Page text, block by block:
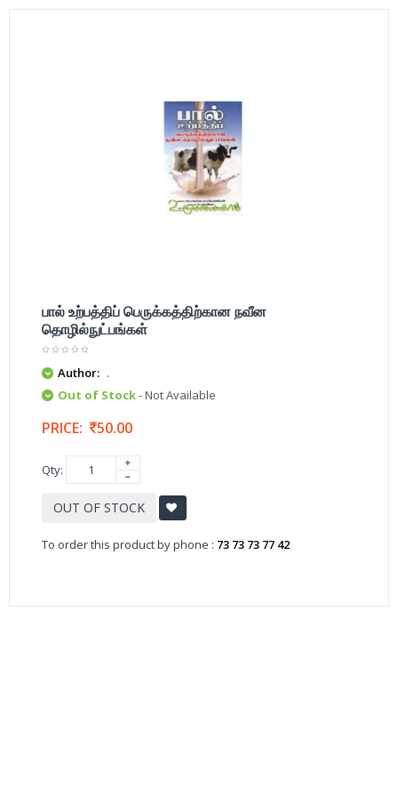
பால் உற்பத்திப் பெருக்கத்திற்கான நவீன
தொழில்நுட்பங்கள்
Author: .
Out of Stock- Not Available
PRICE: 50.00
Qty:
OUT OF STOCK
To order this product by phone : 73 73 73 77 42